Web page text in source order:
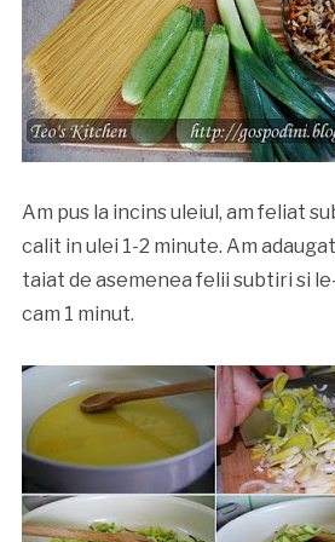
Am pus la incins uleiul, am feliat
calit in ulei 1-2 minute. Am
taiat de asemenea felii subtiri si
cam 1 minut.